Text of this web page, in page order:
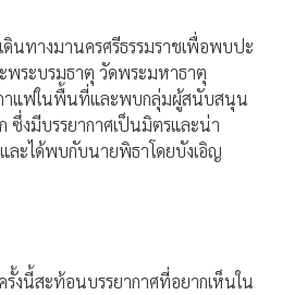
ดินทางมานครศรีธรรมราชเพื่อพบปะ
พระบรมธาตุ วัดพระมหาธาตุ
าแฟในพื้นที่และพบกลุ่มผู้สนับสนุน
ซึ่งมีบรรยากาศเป็นมิตรและน่า
ละได้พบกับนายพิธาโดยบังเอิญ
รั้งนี้สะท้อนบรรยากาศที่อยากเห็นใน